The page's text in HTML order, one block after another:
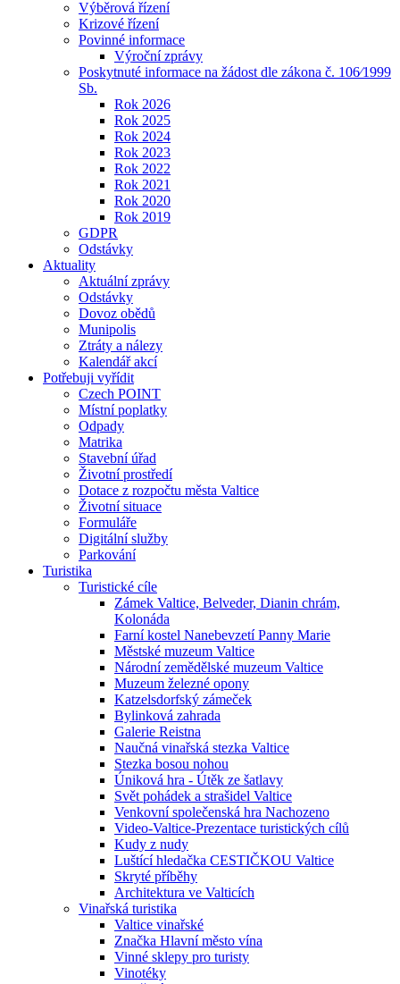
Výběrová řízení
Krizové řízení
Povinné informace
Výroční zprávy
Poskytnuté informace na žádost dle zákona č. 106⁄1999
Sb.
Rok 2026
Rok 2025
Rok 2024
Rok 2023
Rok 2022
Rok 2021
Rok 2020
Rok 2019
GDPR
Odstávky
Aktuality
Aktuální zprávy
Odstávky
Dovoz obědů
Munipolis
Ztráty a nálezy
Kalendář akcí
Potřebuji vyřídit
Czech POINT
Místní poplatky
Odpady
Matrika
Stavební úřad
Životní prostředí
Dotace z rozpočtu města Valtice
Životní situace
Formuláře
Digitální služby
Parkování
Turistika
Turistické cíle
Zámek Valtice, Belveder, Dianin chrám,
Kolonáda
Farní kostel Nanebevzetí Panny Marie
Městské muzeum Valtice
Národní zemědělské muzeum Valtice
Muzeum železné opony
Katzelsdorfský zámeček
Bylinková zahrada
Galerie Reistna
Naučná vinařská stezka Valtice
Stezka bosou nohou
Úniková hra - Útěk ze šatlavy
Svět pohádek a strašidel Valtice
Venkovní společenská hra Nachozeno
Video-Valtice-Prezentace turistických cílů
Kudy z nudy
Luštící hledačka CESTIČKOU Valtice
Skryté příběhy
Architektura ve Valticích
Vinařská turistika
Valtice vinařské
Značka Hlavní město vína
Vinné sklepy pro turisty
Vinotéky